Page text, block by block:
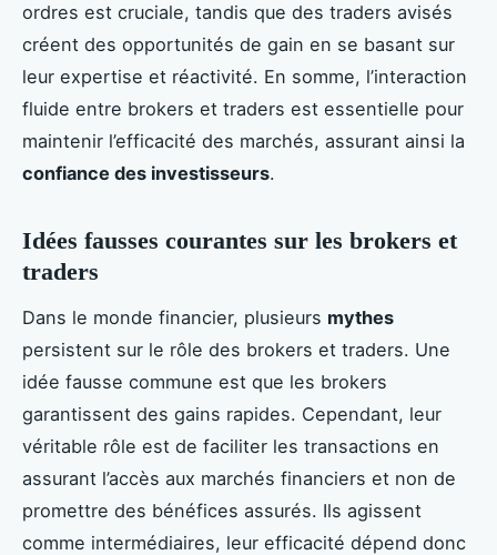
ordres est cruciale, tandis que des traders avisés
créent des opportunités de gain en se basant sur
leur expertise et réactivité. En somme, l’interaction
fluide entre brokers et traders est essentielle pour
maintenir l’efficacité des marchés, assurant ainsi la
confiance des investisseurs.
Idées fausses courantes sur les brokers et
traders
Dans le monde financier, plusieurs mythes
persistent sur le rôle des brokers et traders. Une
idée fausse commune est que les brokers
garantissent des gains rapides. Cependant, leur
véritable rôle est de faciliter les transactions en
assurant l’accès aux marchés financiers et non de
promettre des bénéfices assurés. Ils agissent
comme intermédiaires, leur efficacité dépend donc